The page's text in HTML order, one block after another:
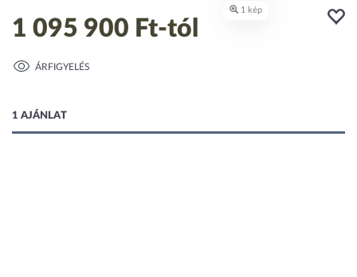
1 095 900 Ft-tól
ÁRFIGYELÉS
1 AJÁNLAT